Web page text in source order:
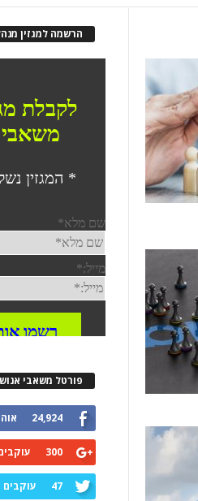
הרשמה למגזין
פורטל משאבי
24,924
300
47 עוקבים